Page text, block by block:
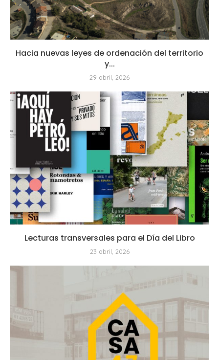
Hacia nuevas leyes de ordenación del territorio
y...
29 abril, 2026
Lecturas transversales para el Día del Libro
23 abril, 2026